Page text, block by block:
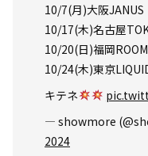
10/7(月)大阪JANUS
10/17(木)名古屋
10/20(日)福岡
10/24(木)東京
キテネ
— showmore
2024